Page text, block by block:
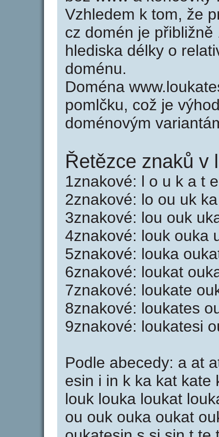
Vzhledem k tom, že
cz domén je
hlediska délky o
doménu.
Doména
pomlčku, což je
doménovým
Řetězce znaků v
1znakové: l o u k a t
2znakové: lo ou uk
3znakové: lou ouk
4znakové: louk ouka
5znakové: louka
6znakové: loukat
7znakové: loukate
8znakové: loukates
9znakové: loukatesi
Podle abecedy: a at
esin i in k ka kat kate
louk louka loukat
ou ouk ouka oukat